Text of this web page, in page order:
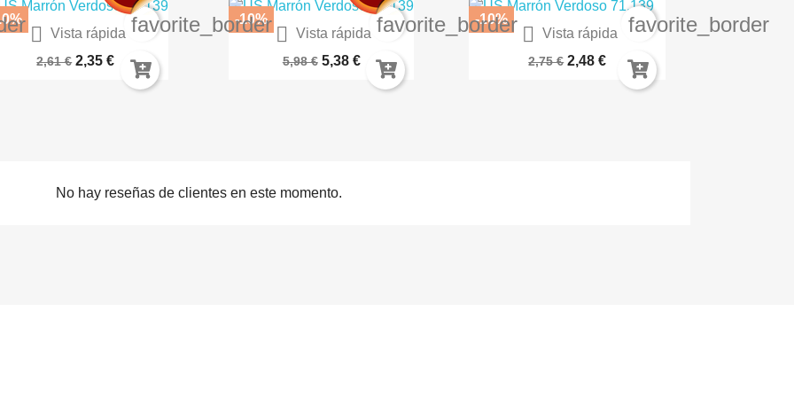
 Vista rápida
Pintura Acrilica Opaca -...
2,61 € 2,35 €
favorite_border  Vista rápida
Hiedra Modelismo - Arce...
5,98 € 5,38 €
-10% favorite_border  Vista rápida
VERDE PASTEL - PASTEL SKU:...
2,75 € 2,48 €
-10% favorite_border
No hay reseñas de clientes en este momento.